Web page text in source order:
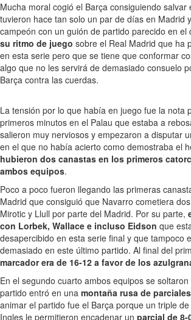
Mucha moral cogió el Barça consiguiendo salvar
tuvieron hace tan solo un par de días en Madrid
campeón con un guión de partido parecido en el
su ritmo de juego sobre el Real Madrid que ha
en esta serie pero que se tiene que conformar
algo que no les servirá de demasiado consuelo
Barça contra las cuerdas.
La tensión por lo que había en juego fue la nota
primeros minutos en el Palau que estaba a
salieron muy nerviosos y empezaron a disputar
en el que no había acierto como demostraba el
hubieron dos canastas en los primeros
ambos equipos.
Poco a poco fueron llegando las primeras
Madrid que consiguió que Navarro cometiera
Mirotic y Llull por parte del Madrid. Por su parte,
con Lorbek, Wallace e incluso Eidson que
desapercibido en esta serie final y que tampoco
demasiado en este último partido. Al final del
marcador era de 16-12 a favor de los
En el segundo cuarto ambos equipos se
partido entró en una montaña rusa de parciales
animar el partido fue el Barça porque un triple
Ingles le permitieron encadenar un parcial de 8-